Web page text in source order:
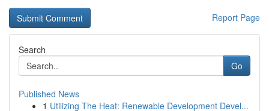
Report Page
Search
Go
Published News
1 Utilizing The Heat: Renewable Development Devel...